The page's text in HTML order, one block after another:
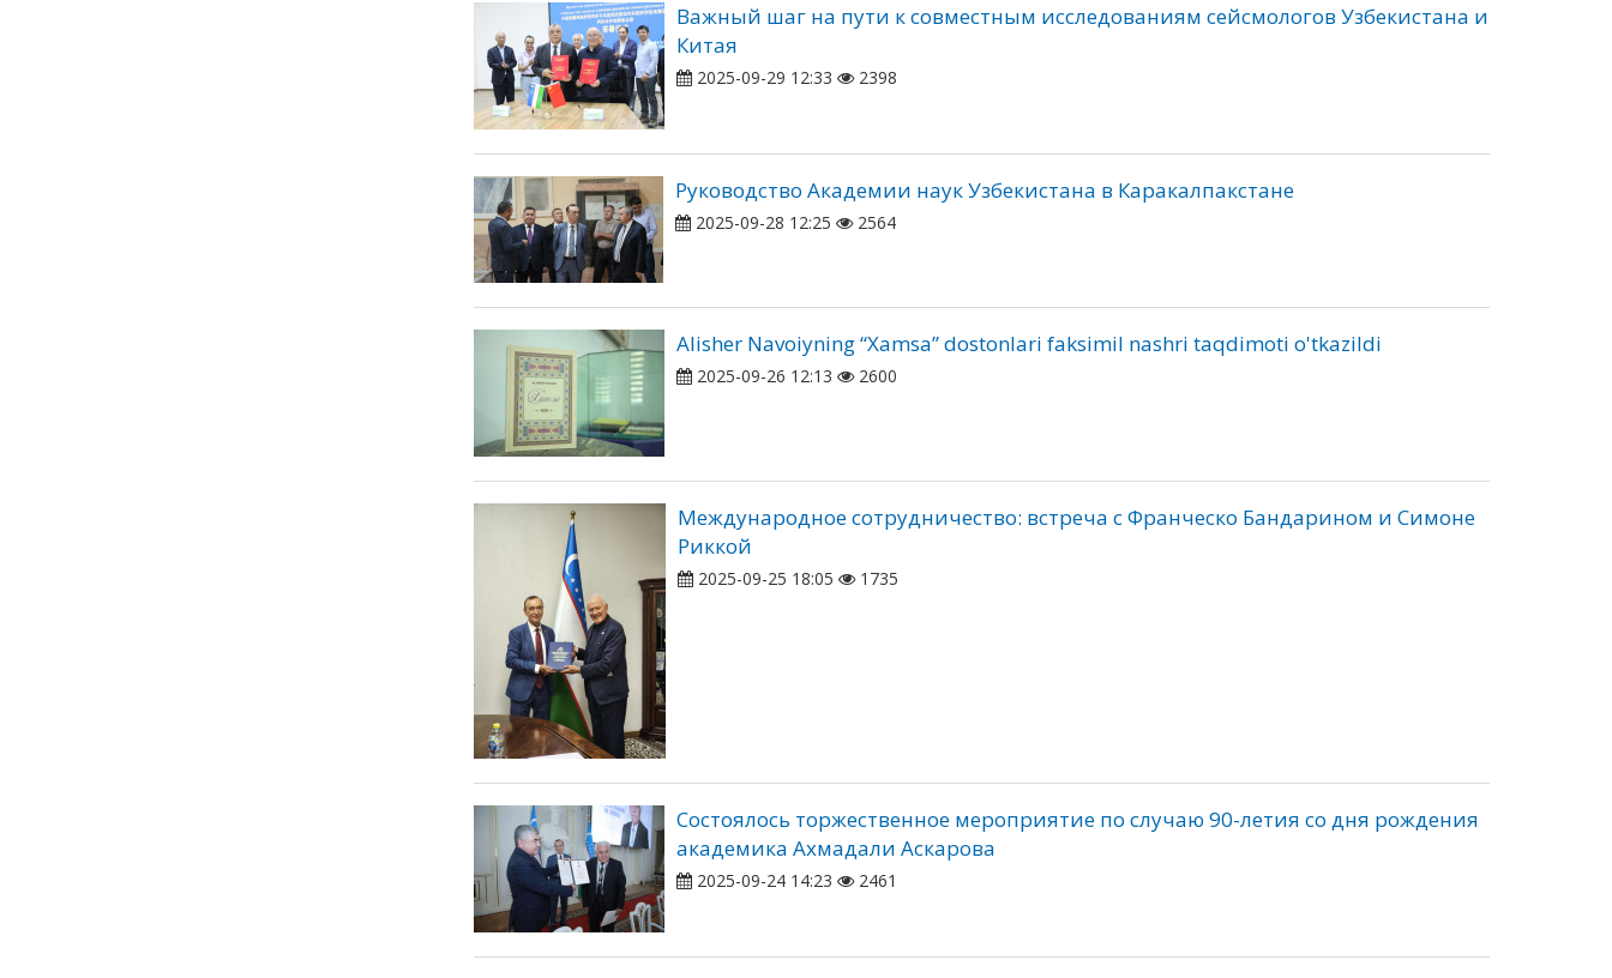
Важный шаг на пути к совместным исследованиям сейсмологов Узбекистана и
Китая
2025-09-29 12:33 2398
Руководство Академии наук Узбекистана в Каракалпакстане
2025-09-28 12:25 2564
Alisher Navoiyning “Xamsa” dostonlari faksimil nashri taqdimoti o'tkazildi
2025-09-26 12:13 2600
Международное сотрудничество: встреча с Франческо Бандарином и Симоне
Риккой
2025-09-25 18:05 1735
Состоялось торжественное мероприятие по случаю 90-летия со дня рождения
академика Ахмадали Аскарова
2025-09-24 14:23 2461